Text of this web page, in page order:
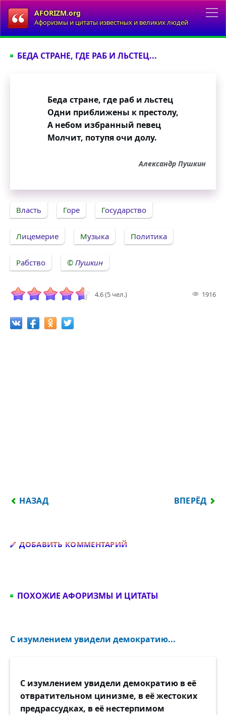
AFORIZM.org
Афоризмы и цитаты известных и великих людей
БЕДА СТРАНЕ, ГДЕ РАБ И ЛЬСТЕЦ...
Беда стране, где раб и льстец
Одни приближены к престолу,
А небом избранный певец
Молчит, потупя очи долу.
Александр Пушкин
Власть Горе Государство
Лицемерие Музыка Политика
Рабство Пушкин
4.6 (5 чел.) 1916
ПРЕДЫДУЩИЙ: ИЗ ВСЕХ НАСЛАЖДЕНИЙ
НАЗАД ВПЕРЁД
ДОБАВИТЬ КОММЕНТАРИЙ
ПОХОЖИЕ АФОРИЗМЫ И ЦИТАТЫ
С изумлением увидели демократию...
С изумлением увидели демократию в её
отвратительном цинизме, в её жестоких
предрассудках, в её нестерпимом